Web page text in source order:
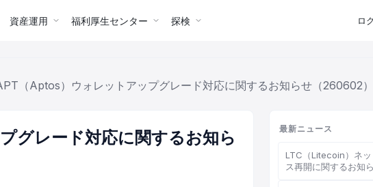
資産運用 福利厚生センター 探検 ロ
（Aptos）ウォレットアップグレード対応に関するお知らせ（260602）
グレード対応に関するお知ら
最新ニュース
LTC（Litecoin）ネ
ス再開に関するお知